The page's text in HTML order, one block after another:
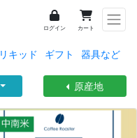
ログイン カート
リキッド ギフト 器具など
原産地